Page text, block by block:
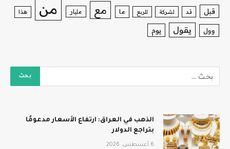
قبل قد لشركة للربع ما مع مليار من هذا
وول يقول يوم
الذهب في العراق: ارتفاع الأسعار مدعومًا
بتراجع الدولار
6 أغسطس، 2026